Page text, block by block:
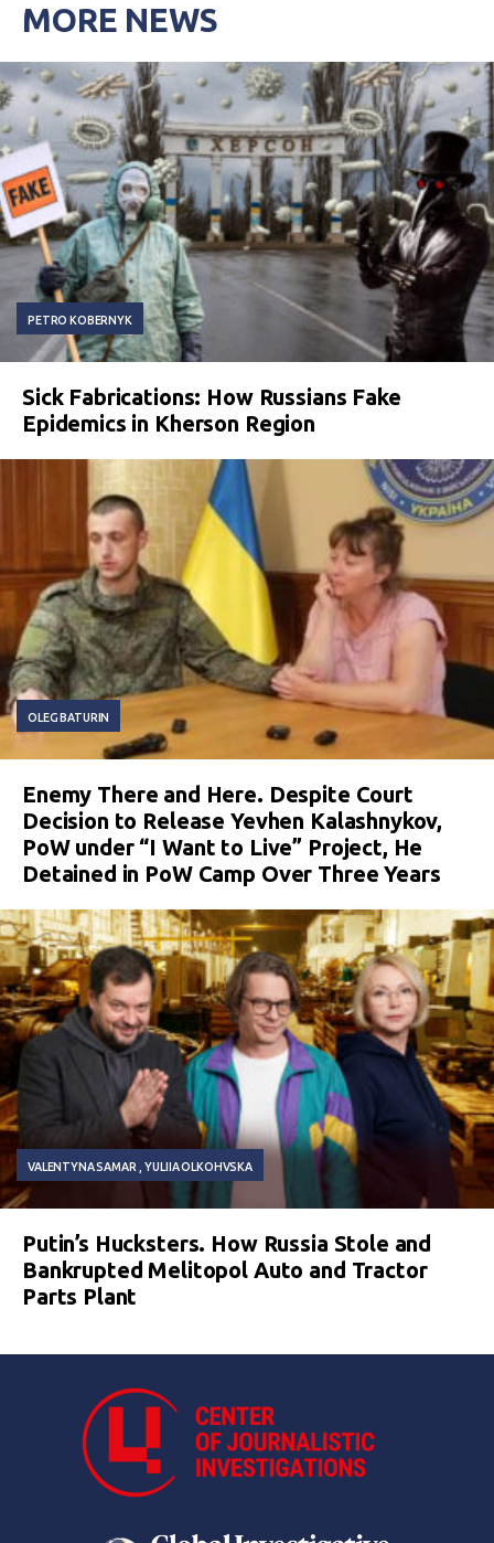
MORE NEWS
PETRO KOBERNYK
Sick Fabrications: How Russians Fake
Epidemics in Kherson Region
OLEG BATURIN
Enemy There and Here. Despite Court
Decision to Release Yevhen Kalashnykov,
PoW under “I Want to Live” Project, He
Detained in PoW Camp Over Three Years
VALENTYNA SAMAR YULIIA OLKOHVSKA
Putin’s Hucksters. How Russia Stole and
Bankrupted Melitopol Auto and Tractor
Parts Plant